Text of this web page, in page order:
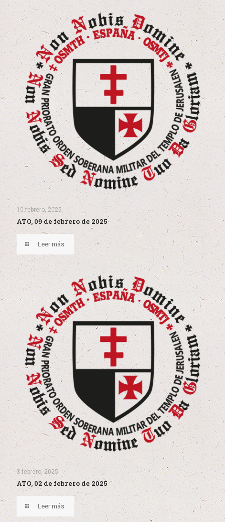
10 febrero, 2025
ATO, 09 de febrero de 2025
Leer más
3 febrero, 2025
ATO, 02 de febrero de 2025
Leer más